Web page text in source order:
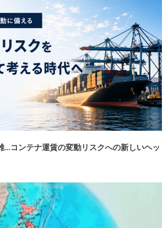
…コンテナ運賃の変動リスクへの新しいヘッ